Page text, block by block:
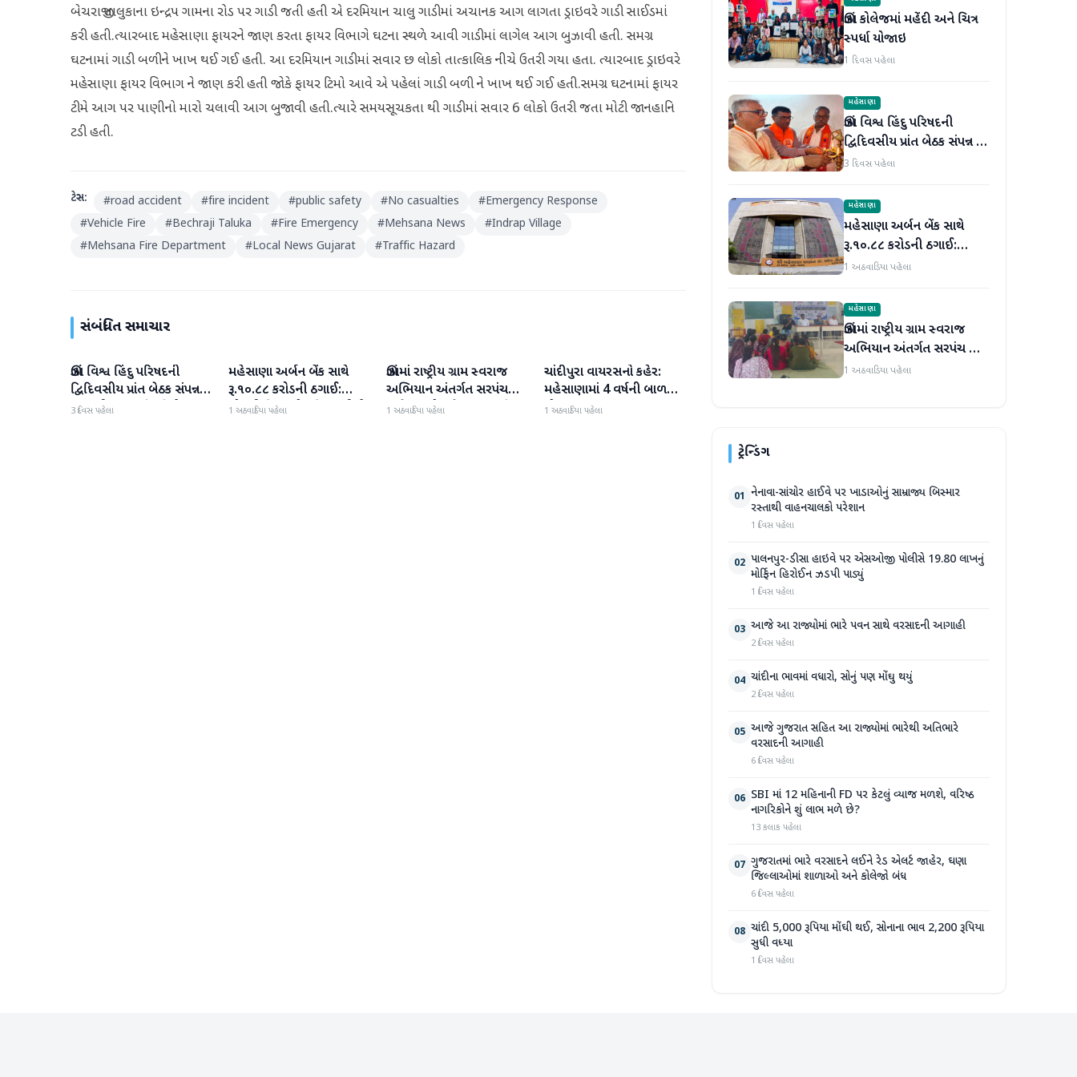
બેચરાજી તાલુકાના ઇન્દ્રપ ગામના રોડ પર ગાડી જતી હતી એ દરમિયાન ચાલુ ગાડીમાં અચાનક આગ લાગતા ડ્રાઇવરે ગાડી સાઈડમાં
કરી હતી.ત્યારબાદ મહેસાણા ફાયરને જાણ કરતા ફાયર વિભાગે ઘટના સ્થળે આવી ગાડીમાં લાગેલ આગ બુઝાવી હતી. સમગ્ર
ઘટનામાં ગાડી બળીને ખાખ થઈ ગઈ હતી. આ દરમિયાન ગાડીમાં સવાર છ લોકો તાત્કાલિક નીચે ઉતરી ગયા હતા. ત્યારબાદ ડ્રાઇવરે
મહેસાણા ફાયર વિભાગ ને જાણ કરી હતી જોકે ફાયર ટિમો આવે એ પહેલાં ગાડી બળી ને ખાખ થઈ ગઈ હતી.સમગ્ર ઘટનામાં ફાયર
ટીમે આગ પર પાણીનો મારો ચલાવી આગ બુજાવી હતી.ત્યારે સમયસૂચકતા થી ગાડીમાં સવાર 6 લોકો ઉતરી જતા મોટી જાનહાનિ
ટડી હતી.
ટેગ્સ: #road accident #fire incident #public safety #No casualties #Emergency Response
#Vehicle Fire #Bechraji Taluka #Fire Emergency #Mehsana News #Indrap Village
#Mehsana Fire Department #Local News Gujarat #Traffic Hazard
સંબંધિત સમાચાર
મહેસાણા
ઊંઝા વિશ્વ હિંદુ પરિષદની
દ્વિદિવસીય પ્રાંત બેઠક સંપન્ન :
250 થી વધુ કાર્યકર્તાઓ
3 દિવસ પહેલા
મહેસાણા
મહેસાણા અર્બન બેંક સાથે
રૂ.૧૦.૮૮ કરોડની ઠગાઈ:
લોનની મિલકતો પતિ-પત્નીએ
1 અઠવાડિયા પહેલા
મહેસાણા
ઊંઝામાં રાષ્ટ્રીય ગ્રામ સ્વરાજ
અભિયાન અંતર્ગત સરપંચ
અને સભ્યો માટે ક્ષમતાવર્ધન
1 અઠવાડિયા પહેલા
મહેસાણા
ચાંદીપુરા વાયરસનો કહેર:
મહેસાણામાં 4 વર્ષની બાળકીનું
મોત
1 અઠવાડિયા પહેલા
ઊંઝા કોલેજમાં મહેંદી અને ચિત્ર
સ્પર્ધા યોજાઇ
1 દિવસ પહેલા
મહેસાણા
ઊંઝા વિશ્વ હિંદુ પરિષદની
દ્વિદિવસીય પ્રાંત બેઠક સંપન્ન :
250 થી વધુ કાર્યકર્તાઓ
3 દિવસ પહેલા
મહેસાણા
મહેસાણા અર્બન બેંક સાથે
રૂ.૧૦.૮૮ કરોડની ઠગાઈ:
લોનની મિલકતો પતિ-પત્નીએ
1 અઠવાડિયા પહેલા
મહેસાણા
ઊંઝામાં રાષ્ટ્રીય ગ્રામ સ્વરાજ
અભિયાન અંતર્ગત સરપંચ અને
સભ્યો માટે ક્ષમતાવર્ધન તાલીમ
1 અઠવાડિયા પહેલા
ટ્રેન્ડિંગ
01 નેનાવા-સાંચોર હાઈવે પર ખાડાઓનું સામ્રાજ્ય બિસ્માર
રસ્તાથી વાહનચાલકો પરેશાન
1 દિવસ પહેલા
02 પાલનપુર-ડીસા હાઇવે પર એસઓજી પોલીસે 19.80 લાખનું
મોર્ફિન હિરોઈન ઝડપી પાડ્યું
1 દિવસ પહેલા
03 આજે આ રાજ્યોમાં ભારે પવન સાથે વરસાદની આગાહી
2 દિવસ પહેલા
04 ચાંદીના ભાવમાં વધારો, સોનું પણ મોંઘુ થયું
2 દિવસ પહેલા
05 આજે ગુજરાત સહિત આ રાજ્યોમાં ભારેથી અતિભારે
વરસાદની આગાહી
6 દિવસ પહેલા
06 SBI માં 12 મહિનાની FD પર કેટલું વ્યાજ મળશે, વરિષ્ઠ
નાગરિકોને શું લાભ મળે છે?
13 કલાક પહેલા
07 ગુજરાતમાં ભારે વરસાદને લઈને રેડ એલર્ટ જાહેર, ઘણા
જિલ્લાઓમાં શાળાઓ અને કોલેજો બંધ
6 દિવસ પહેલા
08 ચાંદી 5,000 રૂપિયા મોંઘી થઈ, સોનાના ભાવ 2,200 રૂપિયા
સુધી વધ્યા
1 દિવસ પહેલા